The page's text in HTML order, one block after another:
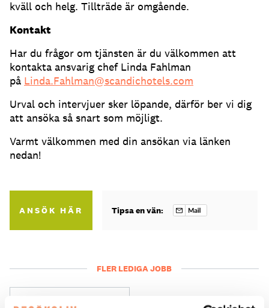
kväll och helg. Tillträde är omgående.
Kontakt
Har du frågor om tjänsten är du välkommen att
kontakta ansvarig chef Linda Fahlman
på Linda.Fahlman@scandichotels.com
Urval och intervjuer sker löpande, därför ber vi dig
att ansöka så snart som möjligt.
Varmt välkommen med din ansökan via länken
nedan!
ANSÖK HÄR Tipsa en vän:
FLER LEDIGA JOBB